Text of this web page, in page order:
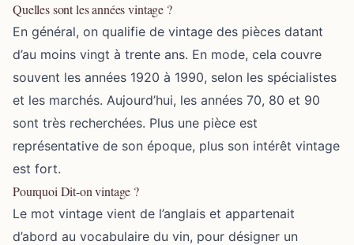
Quelles sont les années vintage ?
En général, on qualifie de vintage des pièces datant
d’au moins vingt à trente ans. En mode, cela couvre
souvent les années 1920 à 1990, selon les spécialistes
et les marchés. Aujourd’hui, les années 70, 80 et 90
sont très recherchées. Plus une pièce est
représentative de son époque, plus son intérêt vintage
est fort.
Pourquoi Dit-on vintage ?
Le mot vintage vient de l’anglais et appartenait
d’abord au vocabulaire du vin, pour désigner un